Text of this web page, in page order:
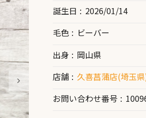
誕生日
2026/01/14
毛色
ビーバー
出身
岡山県
店舗
久喜菖蒲店(埼玉
お問い合わせ番号